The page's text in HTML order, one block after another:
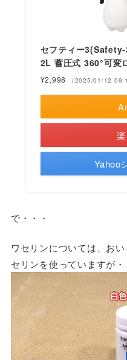
セフティー
2L 蓄圧式 360°可変
¥2,998 （2025/01/12
Yahoo
で・・・
ワセリンについては、お
セリンを使っていますが・